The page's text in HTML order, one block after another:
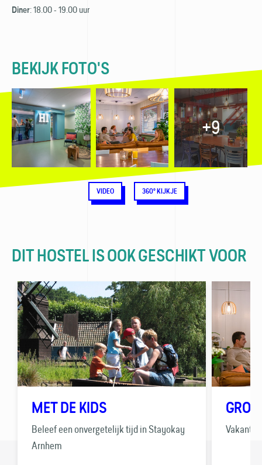
Diner: 18.00 - 19.00 uur
BEKIJK FOTO'S
+9
VIDEO 360° KIJKJE
DIT HOSTEL IS OOK GESCHIKT VOOR
MET DE KIDS
Beleef een onvergetelijk tijd in Stayokay
Arnhem